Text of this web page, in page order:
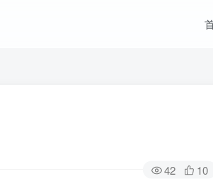
42 10